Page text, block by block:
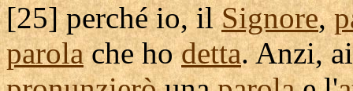
[25] perché io, ilSignore,
parolache hodetta. Anzi,